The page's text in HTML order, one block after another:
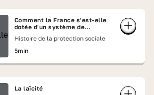
Comment la France s'est-elle
dotée d'un système de
sociale original ?
Histoire de la protection sociale
5min
La laïcité